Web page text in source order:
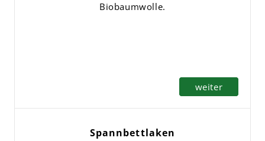
Biobaumwolle.
weiter
weiter
Spannbettlaken